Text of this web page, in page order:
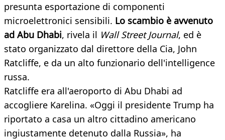
presunta esportazione di componenti
microelettronici sensibili. Lo scambio è avvenuto
ad Abu Dhabi, rivela il Wall Street Journal, ed è
stato organizzato dal direttore della Cia, John
Ratcliffe, e da un alto funzionario dell'intelligence
russa.
Ratcliffe era all'aeroporto di Abu Dhabi ad
accogliere Karelina. «Oggi il presidente Trump ha
riportato a casa un altro cittadino americano
ingiustamente detenuto dalla Russia», ha